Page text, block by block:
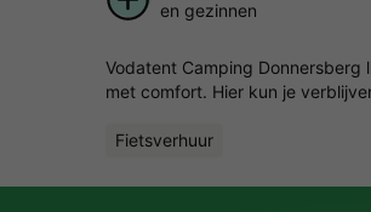
en gezinnen
Vodatent Camping
met comfort. Hier kun je
Fietsverhuur